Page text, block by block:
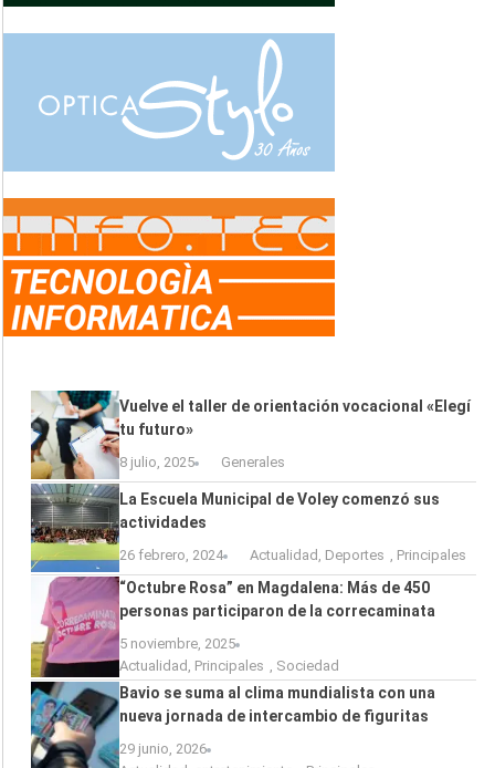
Vuelve el taller de orientación vocacional «Elegí
tu futuro»
8 julio, 2025 Generales
La Escuela Municipal de Voley comenzó sus
actividades
26 febrero, 2024 Actualidad , Deportes , Principales
“Octubre Rosa” en Magdalena: Más de 450
personas participaron de la correcaminata
5 noviembre, 2025
Actualidad , Principales , Sociedad
Bavio se suma al clima mundialista con una
nueva jornada de intercambio de figuritas
29 junio, 2026